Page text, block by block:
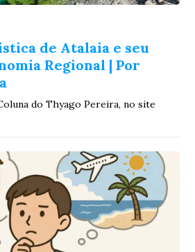
de Atalaia e seu
Regional | Por
do Thyago Pereira, no site